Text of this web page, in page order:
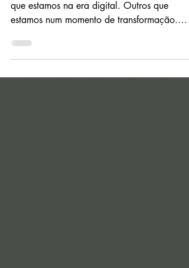
Muitos analistas da área de tecnologia falam
que estamos na era digital. Outros que
estamos num momento de transformação.